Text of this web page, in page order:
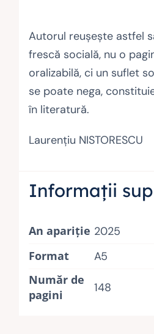
Autorul reuşeşte astfel
frescă socială, nu o
oralizabilă, ci un suflet
se poate nega,
în literatură.
Laurenţiu NISTORESCU
Informații
An apariție 2025
Format
A5
Număr de
pagini
148